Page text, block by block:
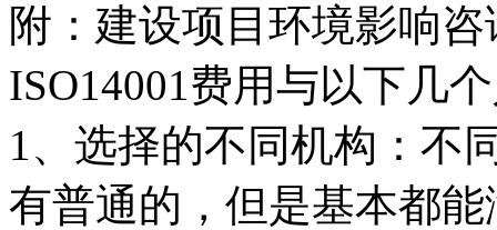
附：建设项目环境影响
ISO14001费用与以下几
1、选择的不同机构：不
有普通的，但是基本都